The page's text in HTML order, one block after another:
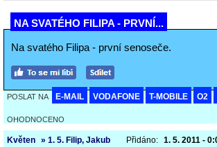
NA SVATÉHO FILIPA - PRVNÍ...
Na svatého Filipa - první senoseče.
POSLAT NA E-MAIL VODAFONE T-MOBILE O2
OHODNOCENO
Květen » 1. 5. Filip, Jakub Přidáno: 1. 5. 2011 -